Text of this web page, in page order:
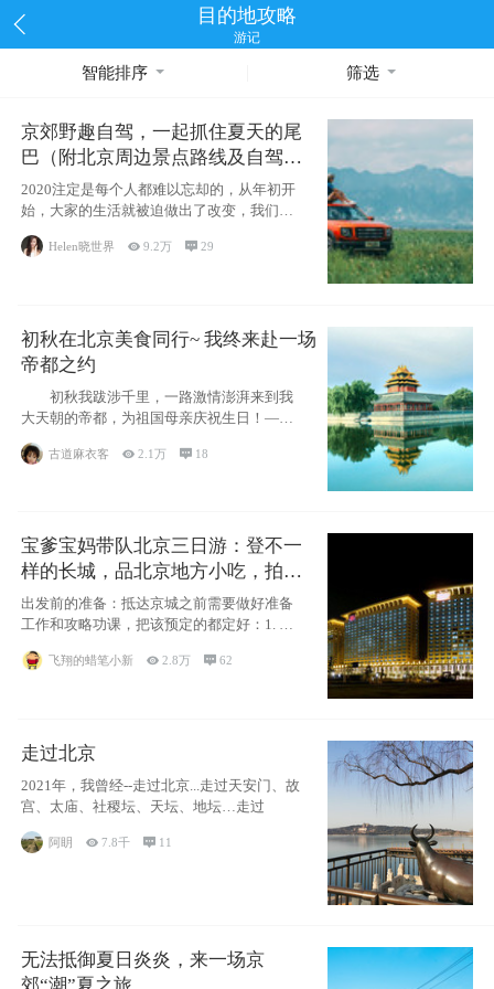
目的地攻略
游记
智能排序 筛选
京郊野趣自驾，一起抓住夏天的尾
巴（附北京周边景点路线及自驾攻
略）
2020注定是每个人都难以忘却的，从年初开
始，大家的生活就被迫做出了改变，我们也
不例外。本来双双辞职是为
Helen晓世界 9.2万 29
初秋在北京美食同行~ 我终来赴一场
帝都之约
初秋我跋涉千里，一路激情澎湃来到我
大天朝的帝都，为祖国母亲庆祝生日！——
古道麻衣客 2.1万  18
宝爹宝妈带队北京三日游：登不一
样的长城，品北京地方小吃，拍盘
古七星夜景！
出发前的准备：抵达京城之前需要做好准备
工作和攻略功课，把该预定的都定好：1. 酒
飞翔的蜡笔小新 2.8万 62
走过北京
2021年，我曾经--走过北京...走过天安门、故
宫、太庙、社稷坛、天坛、地坛…走过
阿眀 7.8千  11
无法抵御夏日炎炎，来一场京